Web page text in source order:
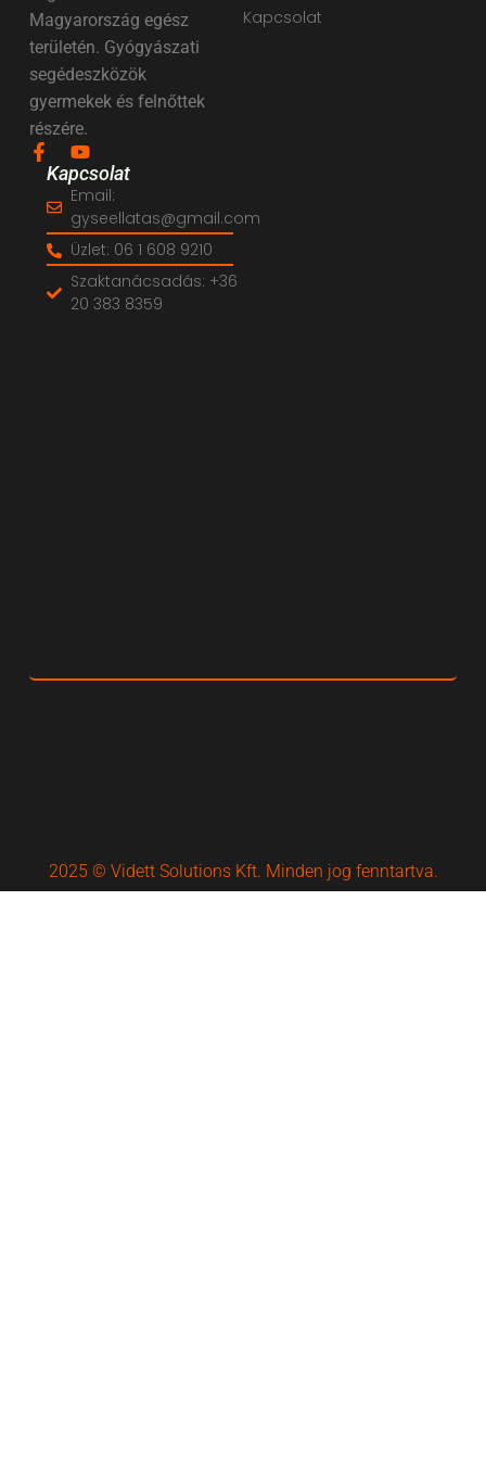
Magyarország egész
területén. Gyógyászati
segédeszközök
gyermekek és felnőttek
részére.
Kapcsolat
Kapcsolat
Email:
gyseellatas@gmail.com
Üzlet: 06 1 608 9210
Szaktanácsadás: +36
20 383 8359
2025 © Vidett Solutions Kft. Minden jog fenntartva.